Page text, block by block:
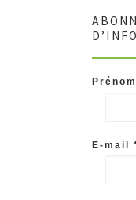
Prénom
E-mail